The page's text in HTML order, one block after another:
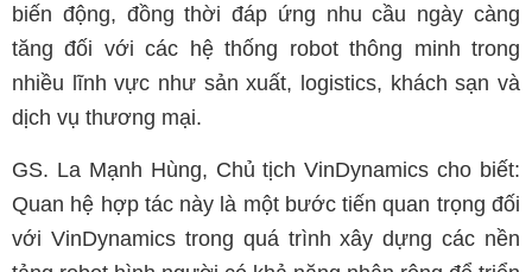
biến động, đồng thời đáp ứng nhu cầu ngày càng
tăng đối với các hệ thống robot thông minh trong
nhiều lĩnh vực như sản xuất, logistics, khách sạn và
dịch vụ thương mại.
GS. La Mạnh Hùng, Chủ tịch VinDynamics cho biết:
Quan hệ hợp tác này là một bước tiến quan trọng đối
với VinDynamics trong quá trình xây dựng các nền